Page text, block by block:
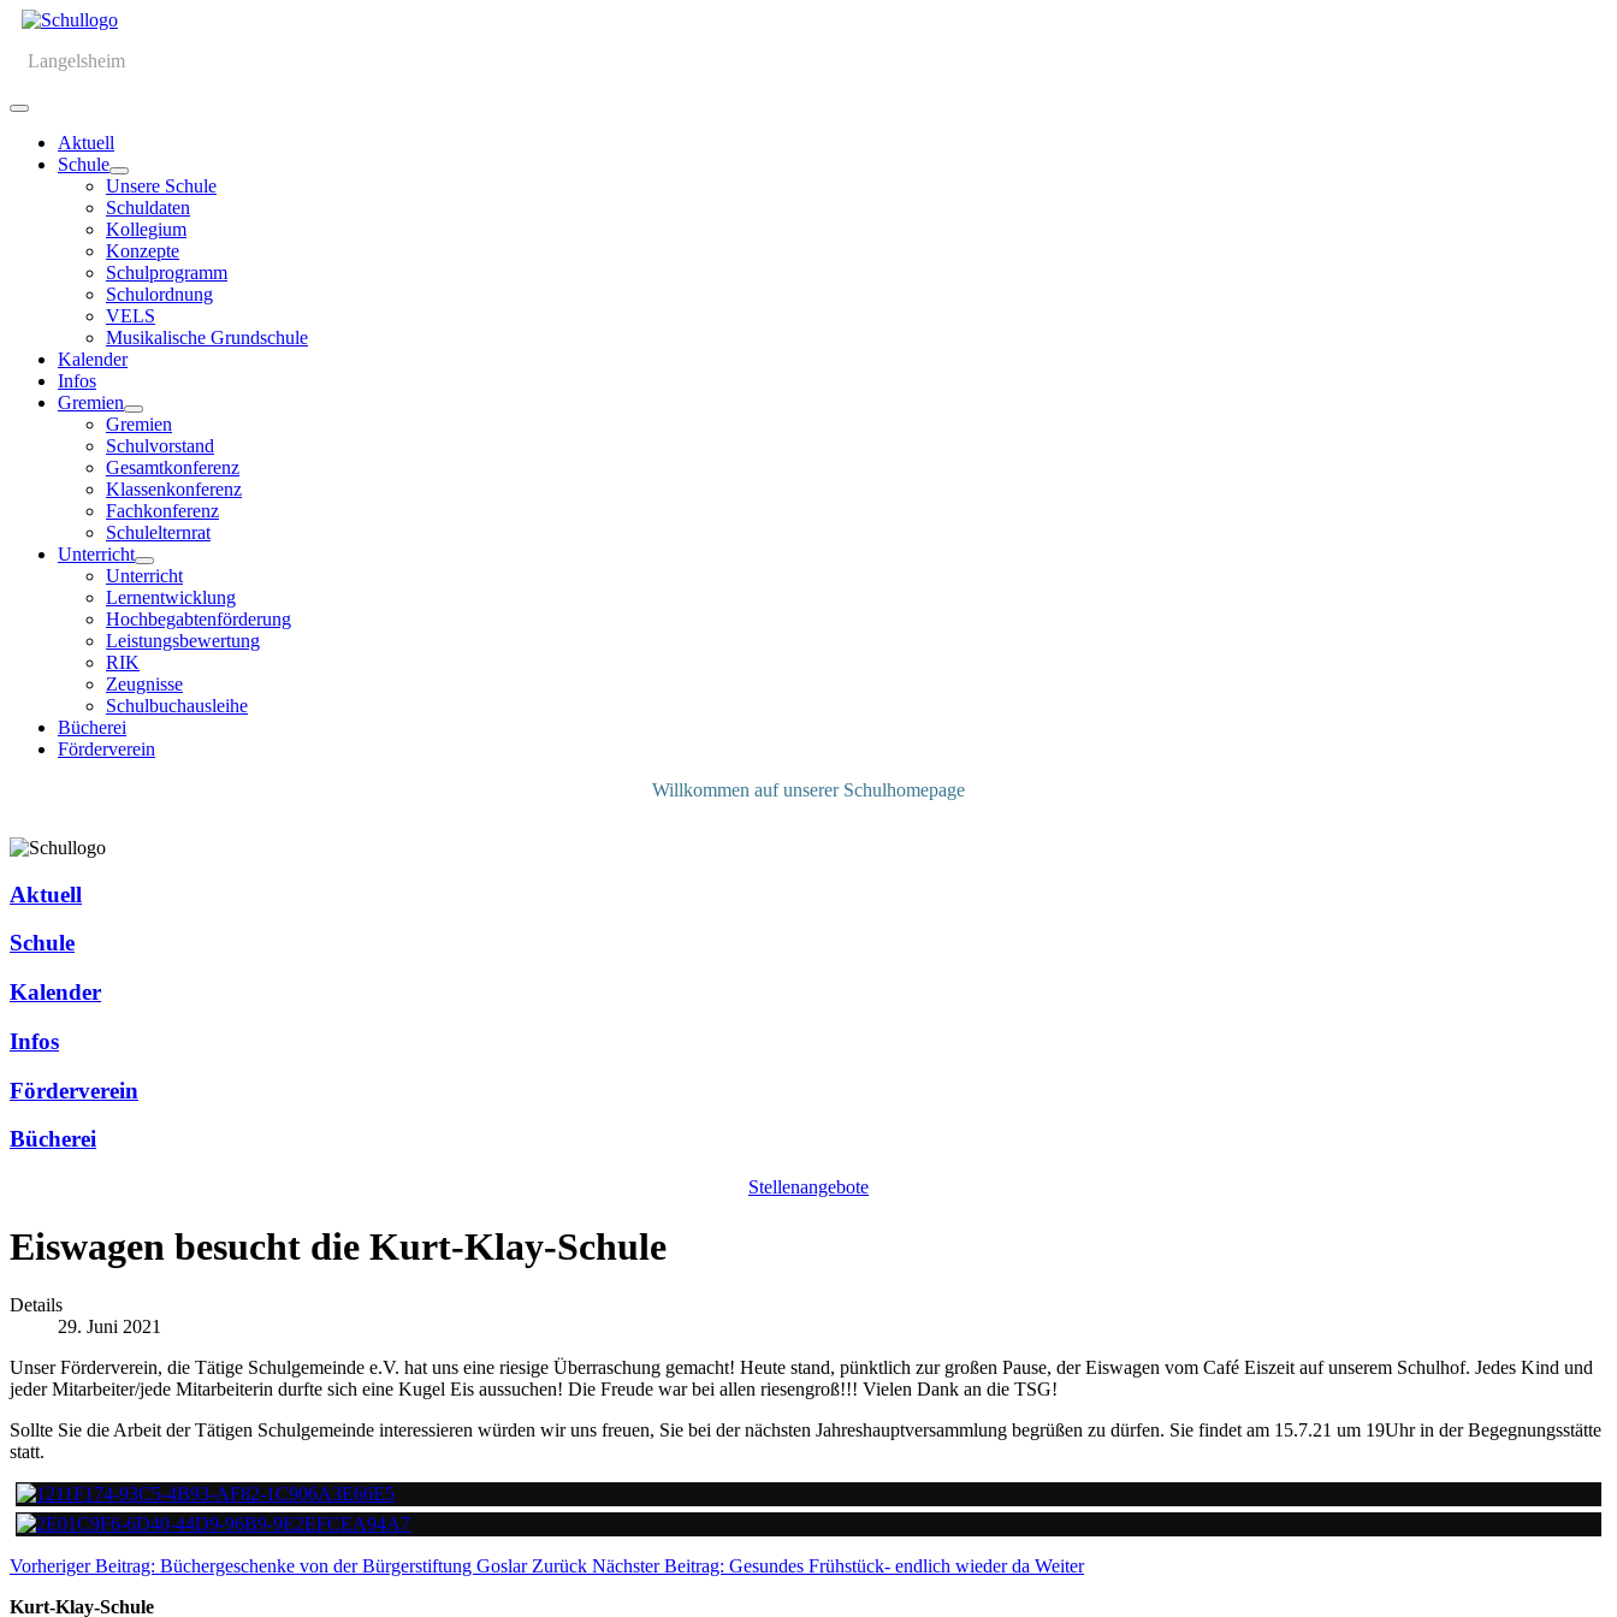
Langelsheim
Aktuell
Schule
Unsere Schule
Schuldaten
Kollegium
Konzepte
Schulprogramm
Schulordnung
VELS
Musikalische Grundschule
Kalender
Infos
Gremien
Gremien
Schulvorstand
Gesamtkonferenz
Klassenkonferenz
Fachkonferenz
Schulelternrat
Unterricht
Unterricht
Lernentwicklung
Hochbegabtenförderung
Leistungsbewertung
RIK
Zeugnisse
Schulbuchausleihe
Bücherei
Förderverein
Willkommen auf unserer Schulhomepage
Aktuell
Schule
Kalender
Infos
Förderverein
Bücherei
Stellenangebote
Eiswagen besucht die Kurt-Klay-Schule
Details
29. Juni 2021
Unser Förderverein, die Tätige Schulgemeinde e.V. hat uns eine riesige Überraschung gemacht! Heute stand, pünktlich zur großen Pause, der Eiswagen vom Café Eiszeit auf unserem Schulhof. Jedes Kind und
jeder Mitarbeiter/jede Mitarbeiterin durfte sich eine Kugel Eis aussuchen! Die Freude war bei allen riesengroß!!! Vielen Dank an die TSG!
Sollte Sie die Arbeit der Tätigen Schulgemeinde interessieren würden wir uns freuen, Sie bei der nächsten Jahreshauptversammlung begrüßen zu dürfen. Sie findet am 15.7.21 um 19Uhr in der Begegnungsstätte
statt.
Vorheriger Beitrag: Büchergeschenke von der Bürgerstiftung Goslar Zurück Nächster Beitrag: Gesundes Frühstück- endlich wieder da Weiter
Kurt-Klay-Schule